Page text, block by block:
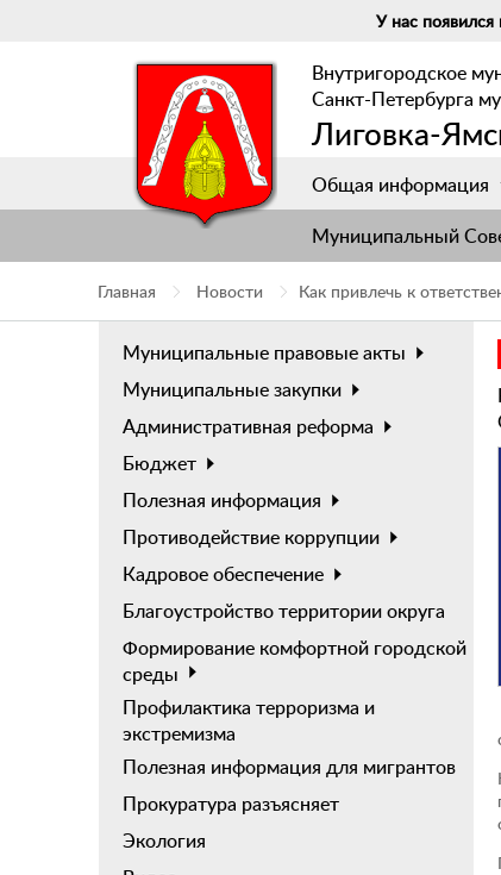
У нас
Внутригородское
Санкт-Петербурга
Лиговка-
Общая информация
Муниципальный
Главная Новости Как привлечь к
Муниципальные правовые акты
Муниципальные закупки
Административная реформа
Бюджет
Полезная информация
Противодействие коррупции
Кадровое обеспечение
Благоустройство территории округа
Формирование комфортной городской
среды
Профилактика терроризма и
экстремизма
Полезная информация для мигрантов
Прокуратура разъясняет
Экология